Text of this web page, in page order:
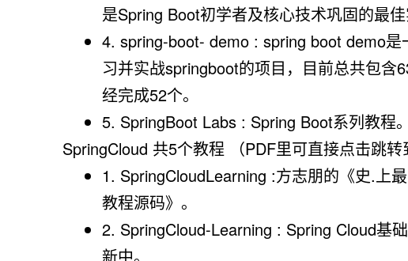
是Spring Boot初学者及核心技术巩固的最佳
4. spring-boot- demo : spring boot demo是
习并实战springboot的项目，目前总共包含
经完成52个。
5. SpringBoot Labs : Spring Boot系列教程。
SpringCloud 共5个教程 （PDF里可直接点击跳转
1. SpringCloudLearning :方志朋的《史.上
教程源码》。
2. SpringCloud-Learning : Spring Cloud基
新中。